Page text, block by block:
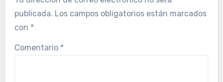
publicada. Los campos obligatorios están marcados
con *
Comentario *